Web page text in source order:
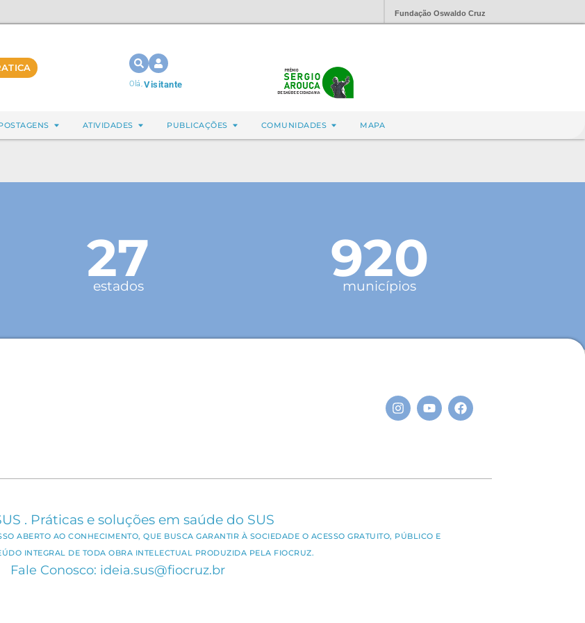
Fundação Oswaldo Cruz
Olá,Visitante
ATIVIDADES PUBLICAÇÕES COMUNIDADES MAPA
27
estados 920
municípios
. Práticas e soluções em saúde do SUS
ABERTO AO CONHECIMENTO, QUE BUSCA GARANTIR À SOCIEDADE O ACESSO GRATUITO, PÚBLICO E
INTEGRAL DE TODA OBRA INTELECTUAL PRODUZIDA PELA FIOCRUZ.
Fale Conosco: ideia.sus@fiocruz.br